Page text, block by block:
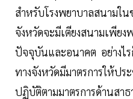
สำหรับโรงพยาบาลสนาม
จังหวัดจะมีเตียงสนามเพียง
ปัจจุบันและอนาคต อย่างไ
ทางจังหวัดมีมาตรการให้ป
ปฏิบัติตามมาตรการด้านสา